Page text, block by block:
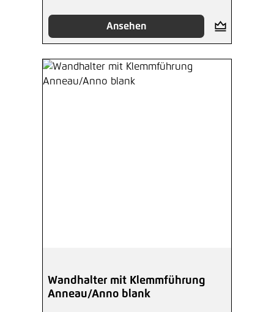
Ansehen
Wandhalter mit Klemmführung
Anneau/Anno blank